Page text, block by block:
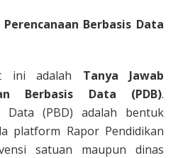
Berbasis Data
ini adalah Tanya Jawab
Berbasis Data (PDB).
Data (PBD) adalah bentuk
platform Rapor Pendidikan
satuan maupun dinas